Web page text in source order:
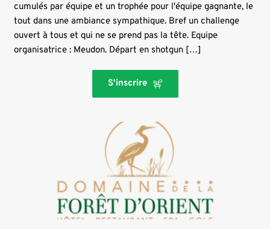
cumulés par équipe et un trophée pour l'équipe gagnante, le
tout dans une ambiance sympathique. Bref un challenge
ouvert à tous et qui ne se prend pas la tête. Equipe
organisatrice : Meudon. Départ en shotgun […]
S'inscrire